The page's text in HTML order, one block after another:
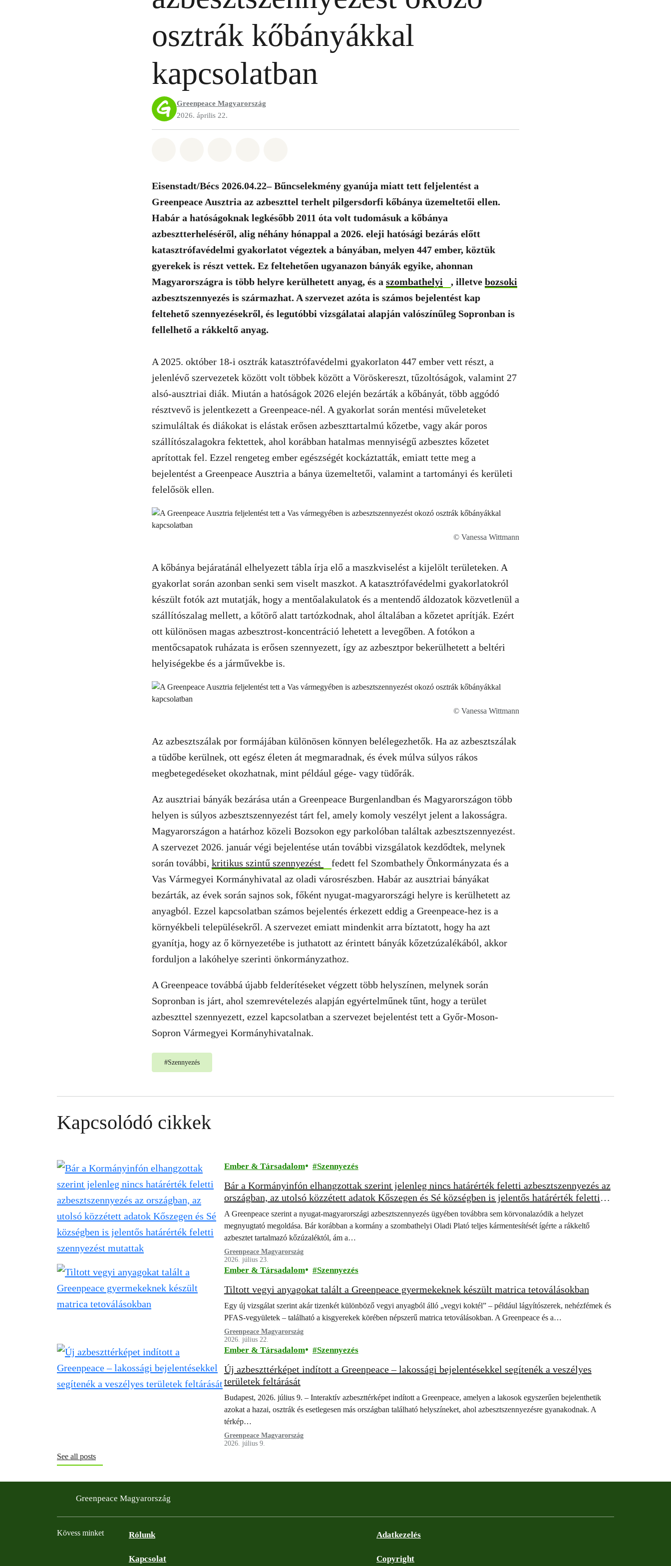
osztrák kőbányákkal
kapcsolatban
Greenpeace Magyarország
2026. április 22.
Eisenstadt/Bécs 2026.04.22– Bűncselekmény gyanúja miatt tett feljelentést a
Greenpeace Ausztria az azbeszttel terhelt pilgersdorfi kőbánya üzemeltetői ellen.
Habár a hatóságoknak legkésőbb 2011 óta volt tudomásuk a kőbánya
azbesztterheléséről, alig néhány hónappal a 2026. eleji hatósági bezárás előtt
katasztrófavédelmi gyakorlatot végeztek a bányában, melyen 447 ember, köztük
gyerekek is részt vettek. Ez feltehetően ugyanazon bányák egyike, ahonnan
Magyarországra is több helyre kerülhetett anyag, és a szombathelyi , illetve bozsoki
azbesztszennyezés is származhat. A szervezet azóta is számos bejelentést kap
feltehető szennyezésekről, és legutóbbi vizsgálatai alapján valószínűleg Sopronban is
fellelhető a rákkeltő anyag.
A 2025. október 18-i osztrák katasztrófavédelmi gyakorlaton 447 ember vett részt, a
jelenlévő szervezetek között volt többek között a Vöröskereszt, tűzoltóságok, valamint 27
alsó-ausztriai diák. Miután a hatóságok 2026 elején bezárták a kőbányát, több aggódó
résztvevő is jelentkezett a Greenpeace-nél. A gyakorlat során mentési műveleteket
szimuláltak és diákokat is elástak erősen azbeszttartalmú kőzetbe, vagy akár poros
szállítószalagokra fektettek, ahol korábban hatalmas mennyiségű azbesztes kőzetet
aprítottak fel. Ezzel rengeteg ember egészségét kockáztatták, emiatt tette meg a
bejelentést a Greenpeace Ausztria a bánya üzemeltetői, valamint a tartományi és kerületi
felelősök ellen.
© Vanessa Wittmann
A kőbánya bejáratánál elhelyezett tábla írja elő a maszkviselést a kijelölt területeken. A
gyakorlat során azonban senki sem viselt maszkot. A katasztrófavédelmi gyakorlatokról
készült fotók azt mutatják, hogy a mentőalakulatok és a mentendő áldozatok közvetlenül a
szállítószalag mellett, a kőtörő alatt tartózkodnak, ahol általában a kőzetet aprítják. Ezért
ott különösen magas azbesztrost-koncentráció lehetett a levegőben. A fotókon a
mentőcsapatok ruházata is erősen szennyezett, így az azbesztpor bekerülhetett a beltéri
helyiségekbe és a járművekbe is.
© Vanessa Wittmann
Az azbesztszálak por formájában különösen könnyen belélegezhetők. Ha az azbesztszálak
a tüdőbe kerülnek, ott egész életen át megmaradnak, és évek múlva súlyos rákos
megbetegedéseket okozhatnak, mint például gége- vagy tüdőrák.
Az ausztriai bányák bezárása után a Greenpeace Burgenlandban és Magyarországon több
helyen is súlyos azbesztszennyezést tárt fel, amely komoly veszélyt jelent a lakosságra.
Magyarországon a határhoz közeli Bozsokon egy parkolóban találtak azbesztszennyezést.
A szervezet 2026. január végi bejelentése után további vizsgálatok kezdődtek, melynek
során további, kritikus szintű szennyezést
fedett fel Szombathely Önkormányzata és a
Vas Vármegyei Kormányhivatal az oladi városrészben. Habár az ausztriai bányákat
bezárták, az évek során sajnos sok, főként nyugat-magyarországi helyre is kerülhetett az
anyagból. Ezzel kapcsolatban számos bejelentés érkezett eddig a Greenpeace-hez is a
környékbeli településekről. A szervezet emiatt mindenkit arra bíztatott, hogy ha azt
gyanítja, hogy az ő környezetébe is juthatott az érintett bányák kőzetzúzalékából, akkor
forduljon a lakóhelye szerinti önkormányzathoz.
A Greenpeace továbbá újabb felderítéseket végzett több helyszínen, melynek során
Sopronban is járt, ahol szemrevételezés alapján egyértelműnek tűnt, hogy a terület
azbeszttel szennyezett, ezzel kapcsolatban a szervezet bejelentést tett a Győr-Moson-
Sopron Vármegyei Kormányhivatalnak.
#Szennyezés
Kapcsolódó cikkek
Ember & Társadalom Szennyezés
Bár a Kormányinfón elhangzottak szerint jelenleg nincs határérték feletti azbesztszennyezés az
országban, az utolsó közzétett adatok Kőszegen és Sé községben is jelentős határérték feletti
szennyezést mutattak
A Greenpeace szerint a nyugat-magyarországi azbesztszennyezés ügyében továbbra sem körvonalazódik a helyzet
megnyugtató megoldása. Bár korábban a kormány a szombathelyi Oladi Plató teljes kármentesítését ígérte a rákkeltő
azbesztet tartalmazó kőzúzaléktól, ám a…
Greenpeace Magyarország
2026. július 23.
Ember & Társadalom Szennyezés
Tiltott vegyi anyagokat talált a Greenpeace gyermekeknek készült matrica tetoválásokban
Egy új vizsgálat szerint akár tizenkét különböző vegyi anyagból álló „vegyi koktél” – például lágyítószerek, nehézfémek és
PFAS-vegyületek – található a kisgyerekek körében népszerű matrica tetoválásokban. A Greenpeace és a…
Greenpeace Magyarország
2026. július 22.
Ember & Társadalom Szennyezés
Új azbeszttérképet indított a Greenpeace – lakossági bejelentésekkel segítenék a veszélyes
területek feltárását
Budapest, 2026. július 9. – Interaktív azbeszttérképet indított a Greenpeace, amelyen a lakosok egyszerűen bejelenthetik
azokat a hazai, osztrák és esetlegesen más országban található helyszíneket, ahol azbesztszennyezésre gyanakodnak. A
térkép…
Greenpeace Magyarország
2026. július 9.
See all posts
Greenpeace Magyarország
Kövess minket Rólunk
Kapcsolat
Adatkezelés
Copyright